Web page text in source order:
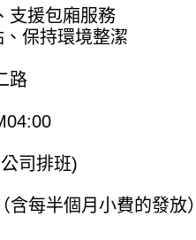
支援包廂服務
保持環境整潔
路
司排班)
每半個月小費的發放）